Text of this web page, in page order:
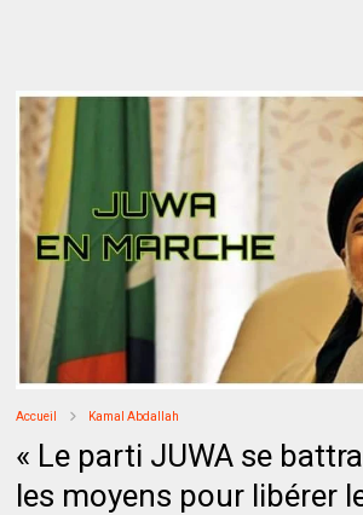
Accueil Kamal Abdallah
« Le parti JUWA se
les moyens pour libérer